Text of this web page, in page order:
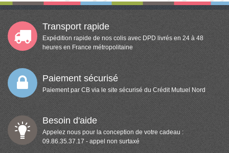
Transport rapide
Expédition rapide de nos colis avec DPD livrés en 24 à 48
heures en France métropolitaine
Paiement sécurisé
Paiement par CB via le site sécurisé du Crédit Mutuel Nord
Besoin d'aide
Appelez nous pour la conception de votre cadeau :
09.86.35.37.17 - appel non surtaxé